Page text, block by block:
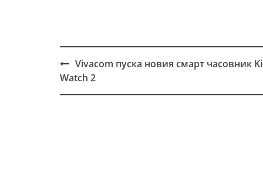
Post
Vivacom пуска новия смарт часовник
Watch 2